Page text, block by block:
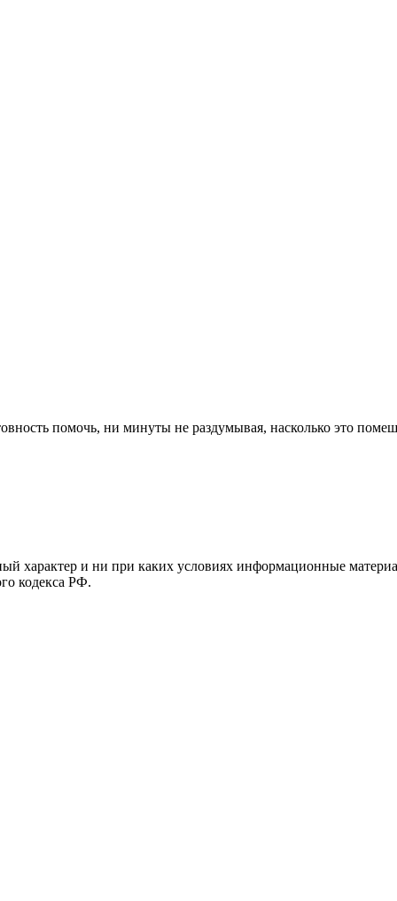
помочь, ни минуты не раздумывая, насколько это
характер и ни при каких условиях информационные
кодекса РФ.